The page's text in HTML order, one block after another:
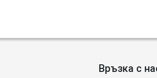
Връзка с